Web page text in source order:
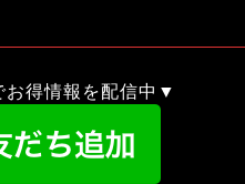
得情報を配信中▼